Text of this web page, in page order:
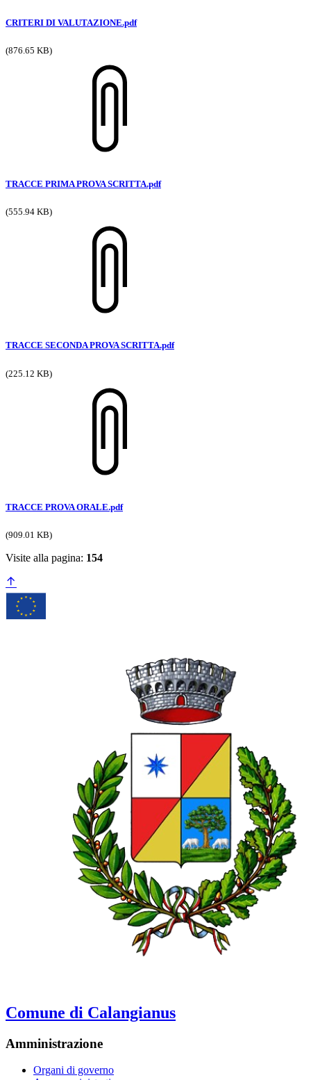
CRITERI DI VALUTAZIONE.pdf
(876.65 KB)
TRACCE PRIMA PROVA SCRITTA.pdf
(555.94 KB)
TRACCE SECONDA PROVA SCRITTA.pdf
(225.12 KB)
TRACCE PROVA ORALE.pdf
(909.01 KB)
Visite alla pagina: 154
Comune di Calangianus
Amministrazione
Organi di governo